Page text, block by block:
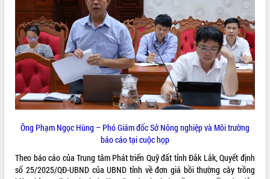
Rà soát, hoàn thiện hệ thống thiết chế
văn hóa, thể thao đáp ứng yêu cầu
phát triển mới
Thường trực HĐND tỉnh Đắk Lắk gặp
mặt Đoàn chuyên gia y tế TP. Hồ Chí
Minh
Lễ truy điệu và an táng hài cốt liệt sĩ
tại Nghĩa trang Liệt sĩ xã Sơn Hòa
xuất khẩu sầu riêng và triển khai quy
Thứ trưởng Bộ Nông nghiệp và Môi
trường Nguyễn Hoàng Hiệp khảo sát
LIÊN KẾT WEB
THỐNG KÊ TRUY CẬP
Hôm nay: 31454
Ông Phạm Ngọc Hùng – Phó Giám đốc Sở Nông nghiệp và Môi trường
báo cáo tại cuộc họp
Theo báo cáo của Trung tâm Phát triển Quỹ đất tỉnh Đắk Lắk, Quyết định
số 25/2025/QĐ-UBND của UBND tỉnh về đơn giá bồi thường cây trồng